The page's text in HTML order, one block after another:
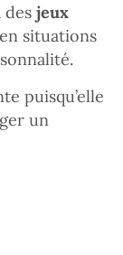
des jeux
situations
puisqu’elle
un